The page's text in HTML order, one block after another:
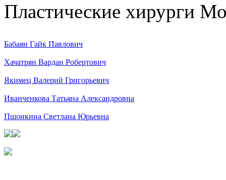
Пластические хирурги
Бабаян Гайк Павлович
Хачатрян Вардан Робертович
Якимец Валерий Григорьевич
Иванченкова Татьяна Александровна
Пшонкина Светлана Юрьевна